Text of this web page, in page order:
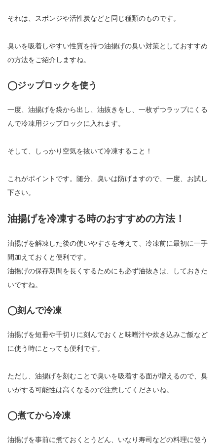
それは、スポンジや活性炭などと同じ種類のものです。
臭いを吸着しやすい性質を持つ油揚げの臭い対策としておすすめ
の方法をご紹介しますね。
◯ジップロックを使う
一度、油揚げを袋から出し、油抜きをし、一枚ずつラップにくる
んで冷凍用ジップロックに入れます。
そして、しっかり空気を抜いて冷凍すること！
これがポイントです。随分、臭いは防げますので、一度、お試し
下さい。
油揚げを冷凍する時のおすすめの方法！
油揚げを解凍した後の使いやすさを考えて、冷凍前に最初に一手
間加えておくと便利です。
油揚げの保存期間を長くするためにも必ず油抜きは、しておきた
いですね。
◯刻んで冷凍
油揚げを短冊や千切りに刻んでおくと味噌汁や炊き込みご飯など
に使う時にとっても便利です。
ただし、油揚げを刻むことで臭いを吸着する面が増えるので、臭
いがする可能性は高くなるので注意してくださいね。
◯煮てから冷凍
油揚げを事前に煮ておくとうどん、いなり寿司などの料理に使う